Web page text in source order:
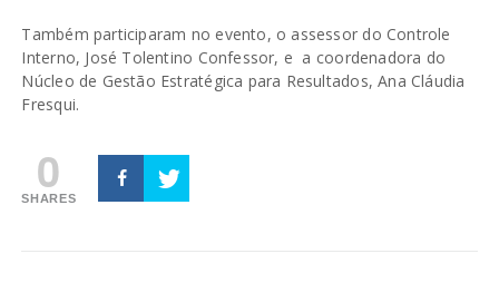
Também participaram no evento, o assessor do Controle
Interno, José Tolentino Confessor, e a coordenadora do
Núcleo de Gestão Estratégica para Resultados, Ana Cláudia
Fresqui.
0
SHARES